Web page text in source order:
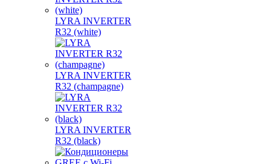
LYRA INVERTER
R32 (white)
LYRA INVERTER
R32 (champagne)
LYRA INVERTER
R32 (black)